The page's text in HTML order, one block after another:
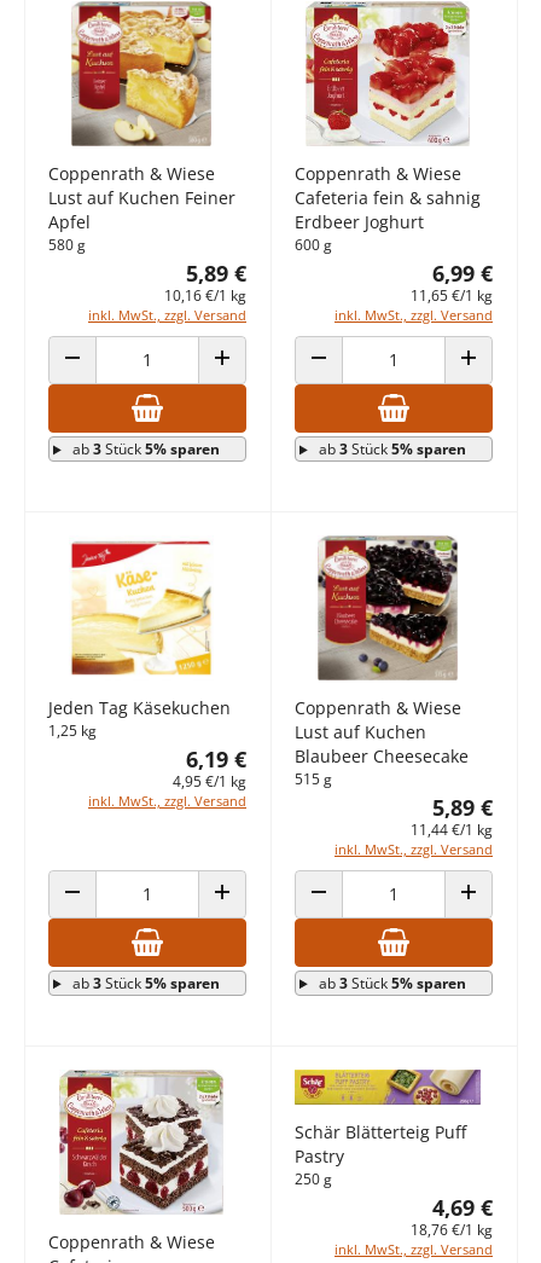
Coppenrath & Wiese
Lust auf Kuchen Feiner
Apfel
580 g
5,89 €
10,16 €/1 kg
inkl. MwSt., zzgl. Versand
ANZAHL VERRINGERN ANZAHL ERHÖHEN
ab3Stück5% sparen
Coppenrath & Wiese
Cafeteria fein & sahnig
Erdbeer Joghurt
600 g
6,99 €
11,65 €/1 kg
inkl. MwSt., zzgl. Versand
ANZAHL VERRINGERN ANZAHL
ab3Stück5% sparen
Jeden Tag Käsekuchen
1,25 kg
6,19 €
4,95 €/1 kg
inkl. MwSt., zzgl. Versand
ANZAHL VERRINGERN ANZAHL ERHÖHEN
ab3Stück5% sparen
Coppenrath & Wiese
Lust auf Kuchen
Blaubeer Cheesecake
515 g
5,89 €
11,44 €/1 kg
inkl. MwSt., zzgl. Versand
ANZAHL VERRINGERN ANZAHL
ab3Stück5% sparen
Coppenrath & Wiese
Schär Blätterteig Puff
Pastry
250 g
4,69 €
18,76 €/1 kg
inkl. MwSt., zzgl. Versand